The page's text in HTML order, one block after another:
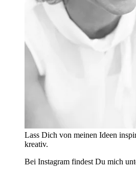
Lass Dich von meinen Ideen
kreativ.
Bei Instagram findest Du mich